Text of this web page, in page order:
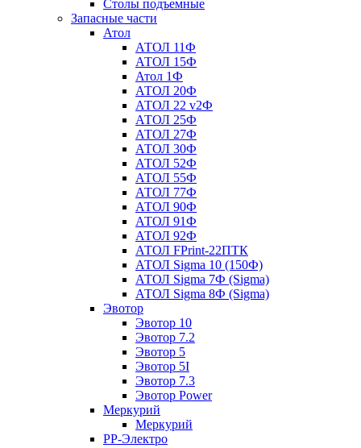
Столы подъемные
Запасные части
Атол
АТОЛ 11Ф
АТОЛ 15Ф
Атол 1Ф
АТОЛ 20Ф
АТОЛ 22 v2Ф
АТОЛ 25Ф
АТОЛ 27Ф
АТОЛ 30Ф
АТОЛ 52Ф
АТОЛ 55Ф
АТОЛ 77Ф
АТОЛ 90Ф
АТОЛ 91Ф
АТОЛ 92Ф
АТОЛ FPrint-22ПТК
АТОЛ Sigma 10 (150Ф)
АТОЛ Sigma 7Ф (Sigma)
АТОЛ Sigma 8Ф (Sigma)
Эвотор
Эвотор 10
Эвотор 7.2
Эвотор 5
Эвотор 5I
Эвотор 7.3
Эвотор Power
Меркурий
Меркурий
РР-Электро